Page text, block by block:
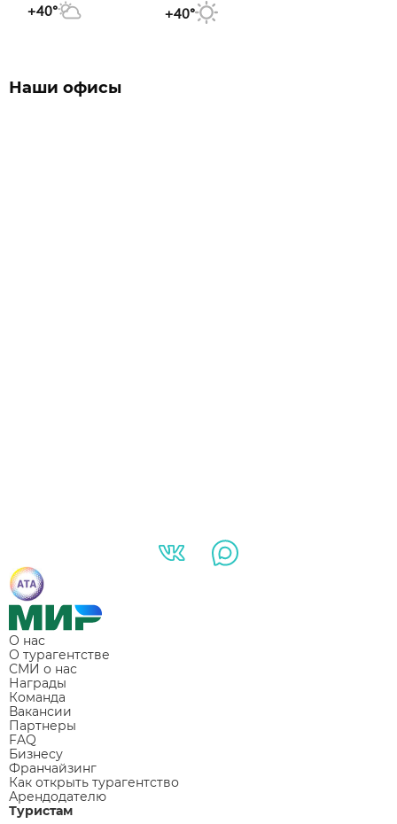
+40° +40°
Наши офисы
О нас
О турагентстве
СМИ о нас
Награды
Команда
Вакансии
Партнеры
FAQ
Бизнесу
Франчайзинг
Как открыть турагентство
Арендодателю
Туристам